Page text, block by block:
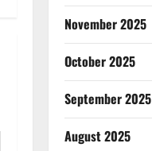
November 2025
October 2025
September 2025
August 2025